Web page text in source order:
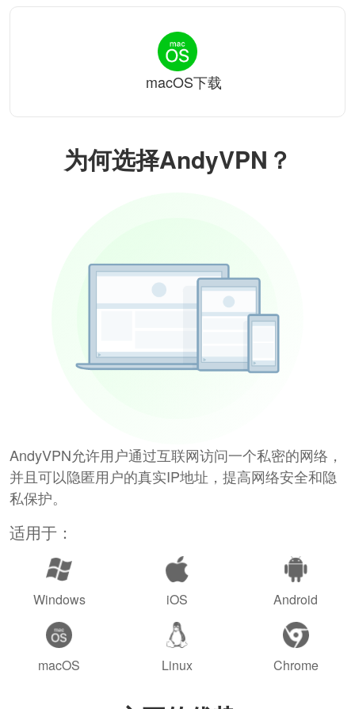
为何选择AndyVPN？
AndyVPN允许用户通过互联网访问一个私密的网络，
并且可以隐匿用户的真实IP地址，提高网络安全和隐
私保护。
适用于：
Windows iOS Android
macOS Linux Chrome
macOS下载